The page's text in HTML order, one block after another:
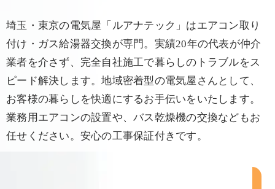
埼玉・東京の電気屋「ルアナテック」はエアコン取り
付け・ガス給湯器交換が専門。実績20年の代表が仲介
業者を介さず、完全自社施工で暮らしのトラブルをス
ピード解決します。地域密着型の電気屋さんとして、
お客様の暮らしを快適にするお手伝いをいたします。
業務用エアコンの設置や、バス乾燥機の交換などもお
任せください。安心の工事保証付きです。